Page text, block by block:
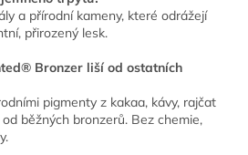
a přírodní kameny, které odrážejí
přirozený lesk.
Bronzer liší od ostatních
pigmenty z kakaa, kávy, rajčat
běžných bronzerů. Bez chemie,